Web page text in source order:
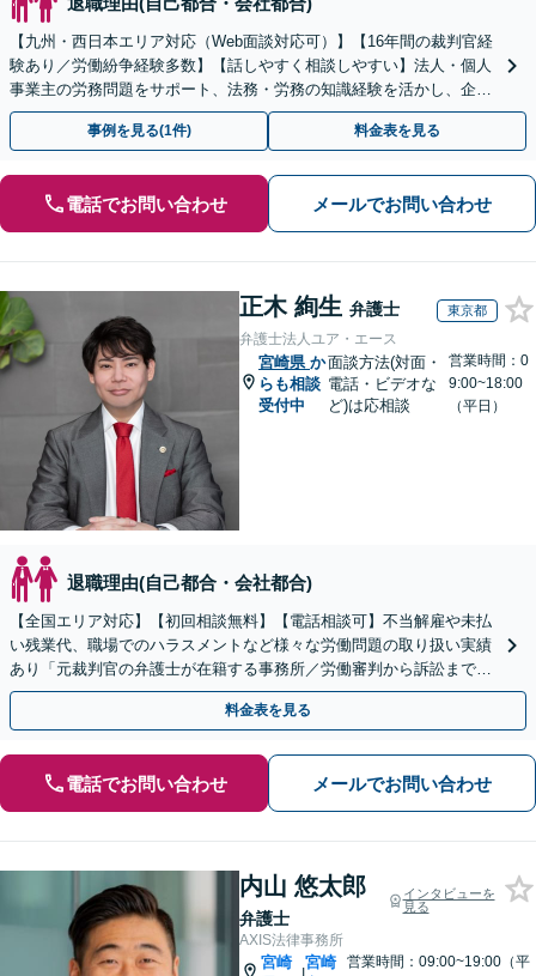
【九州・西日本エリア対応（Web面談対応可）】【16年間の裁判官経
験あり／労働紛争経験多数】【話しやすく相談しやすい】法人・個人
事業主の労務問題をサポート、法務・労務の知識経験を活かし、企業
側から御社の労働問題解決に尽力します。
事例を見る(1件) 料金表を見る
電話でお問い合わせ メールでお問い合わせ
正木 絢生 弁護士 東京都
弁護士法人ユア・エース
宮崎県 か
らも相談
受付中
面談方法(対面・
電話・ビデオな
ど)は応相談
営業時間：0
9:00~18:00
（平日）
退職理由(自己都合・会社都合)
【全国エリア対応】【初回相談無料】【電話相談可】不当解雇や未払
い残業代、職場でのハラスメントなど様々な労働問題の取り扱い実績
あり「元裁判官の弁護士が在籍する事務所／労働審判から訴訟まで、
裁判官経験を活かした最適な戦略を立案」
料金表を見る
電話でお問い合わせ メールでお問い合わせ
内山 悠太郎
弁護士
インタビューを
見る
AXIS法律事務所
宮崎
宮崎
営業時間：09:00~19:00（平